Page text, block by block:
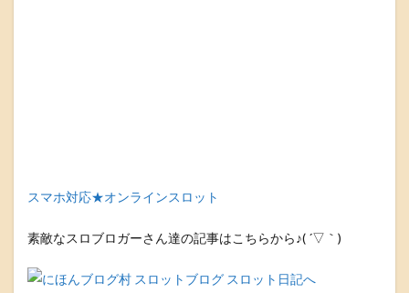
スマホ対応★オンラインスロット
素敵なスロブロガーさん達の記事はこちらから♪( ´▽｀)